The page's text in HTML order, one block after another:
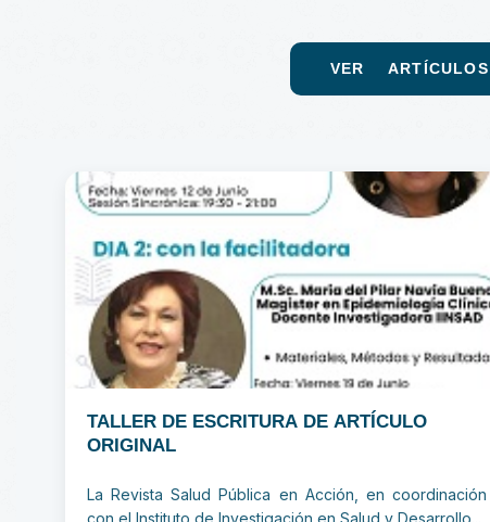
VER
TALLER DE ESCRITURA DE ARTÍCULO
ORIGINAL
La Revista Salud Pública en Acción, en coordinación
con el Instituto de Investigación en Salud y Desarrollo...